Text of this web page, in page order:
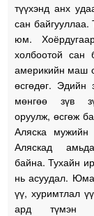
түүхэнд анх
сан байгууллаа.
юм.
холбоотой сан
америкийн маш
өсгөдөг. Эдийн
мөнгөө зүв
оруулж, өсгөж
Аляска мужийн
Аляскад
байна. Тухайн
нь асуудал.
үү, хуримтлал
ард түмэн